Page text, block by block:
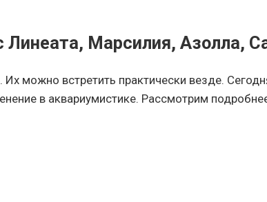
Марсилия, Азолла,
можно встретить практически везде.
в аквариумистике. Рассмотрим